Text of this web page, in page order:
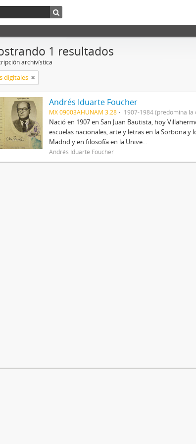
1 resultados
archivística
digitales
Andrés Iduarte Foucher
MX 09003AHUNAM 3.28 1907-1984 (predomina la
Nació en 1907 en San Juan Bautista, hoy
escuelas nacionales, arte y letras en la Sorbona
Madrid y en filosofía en la Unive...
Andrés Iduarte Foucher